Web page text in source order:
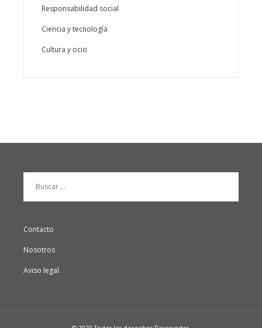
Responsabilidad social
Ciencia y tecnología
Cultura y ocio
Contacto
Nosotros
Aviso legal